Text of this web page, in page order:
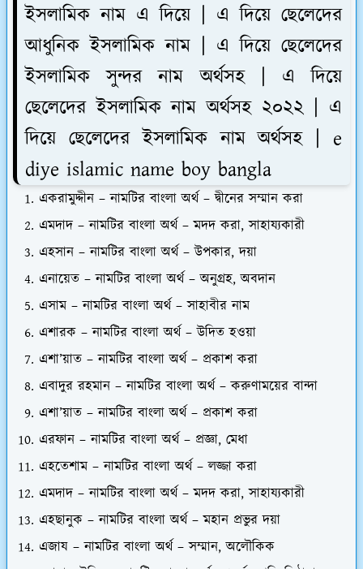
ইসলামিক নাম এ দিয়ে | এ দিয়ে ছেলেদের
আধুনিক ইসলামিক নাম | এ দিয়ে ছেলেদের
ইসলামিক সুন্দর নাম অর্থসহ | এ দিয়ে
ছেলেদের ইসলামিক নাম অর্থসহ ২০২২ | এ
দিয়ে ছেলেদের ইসলামিক নাম অর্থসহ | e
diye islamic name boy bangla
একরামুদ্দীন – নামটির বাংলা অর্থ – দ্বীনের সম্মান করা
এমদাদ – নামটির বাংলা অর্থ – মদদ করা, সাহায্যকারী
এহসান – নামটির বাংলা অর্থ – উপকার, দয়া
এনায়েত – নামটির বাংলা অর্থ – অনুগ্রহ, অবদান
এসাম – নামটির বাংলা অর্থ – সাহাবীর নাম
এশারক – নামটির বাংলা অর্থ – উদিত হওয়া
এশা’য়াত – নামটির বাংলা অর্থ – প্রকাশ করা
এবাদুর রহমান – নামটির বাংলা অর্থ – করুণাময়ের বান্দা
এশা’য়াত – নামটির বাংলা অর্থ – প্রকাশ করা
এরফান – নামটির বাংলা অর্থ – প্রজ্ঞা, মেধা
এহতেশাম – নামটির বাংলা অর্থ – লজ্জা করা
এমদাদ – নামটির বাংলা অর্থ – মদদ করা, সাহায্যকারী
এহছানুক – নামটির বাংলা অর্থ – মহান প্রভুর দয়া
এজায – নামটির বাংলা অর্থ – সম্মান, অলৌকিক